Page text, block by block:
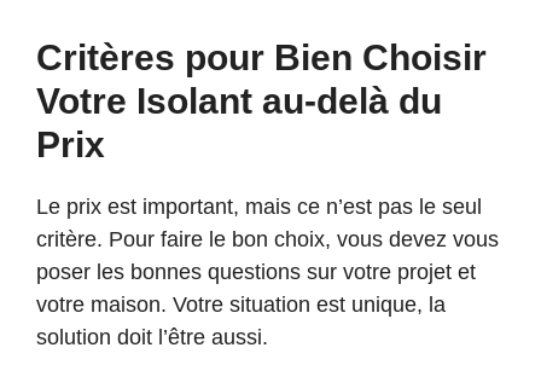
Critères pour Bien Choisir
Votre Isolant au-delà du
Prix
Le prix est important, mais ce n’est pas le seul
critère. Pour faire le bon choix, vous devez vous
poser les bonnes questions sur votre projet et
votre maison. Votre situation est unique, la
solution doit l’être aussi.